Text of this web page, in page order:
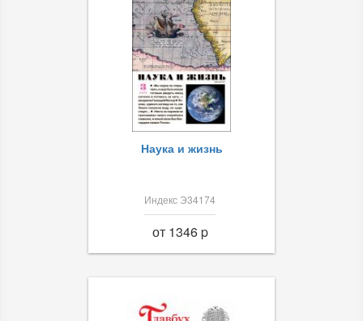
Наука и жизнь
Индекс Э34174
от 1346 p